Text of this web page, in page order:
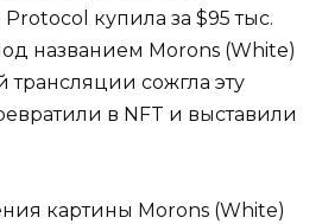
купила за $95 тыс.
названием Morons (White)
сожгла эту
в NFT и выставили
картины Morons (White)